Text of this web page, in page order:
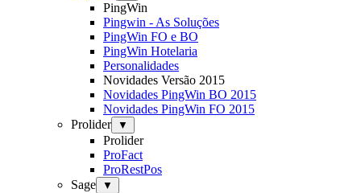
PingWin
Pingwin - As Soluções
PingWin FO e BO
PingWin Hotelaria
Personalidades
Novidades Versão 2015
Novidades PingWin BO 2015
Novidades PingWin FO 2015
Prolider
▼
Prolider
ProFact
ProRestPos
Sage
▼